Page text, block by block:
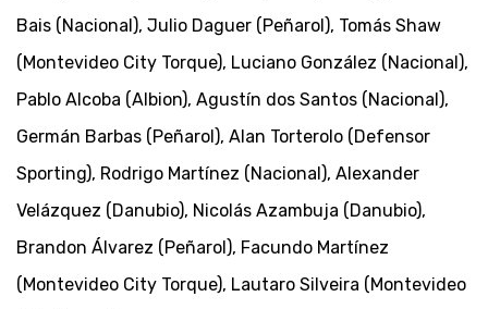
Bais (Nacional), Julio Daguer (Peñarol), Tomás Shaw
(Montevideo City Torque), Luciano González (Nacional),
Pablo Alcoba (Albion), Agustín dos Santos (Nacional),
Germán Barbas (Peñarol), Alan Torterolo (Defensor
Sporting), Rodrigo Martínez (Nacional), Alexander
Velázquez (Danubio), Nicolás Azambuja (Danubio),
Brandon Álvarez (Peñarol), Facundo Martínez
(Montevideo City Torque), Lautaro Silveira (Montevideo